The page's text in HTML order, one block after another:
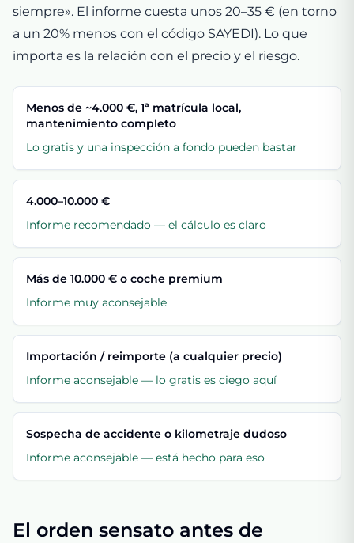
siempre». El informe cuesta unos 20–35 € (en torno
a un 20% menos con el código SAYEDI). Lo que
importa es la relación con el precio y el riesgo.
Menos de ~4.000 €, 1ª matrícula local,
mantenimiento completo
Lo gratis y una inspección a fondo pueden bastar
4.000–10.000 €
Informe recomendado — el cálculo es claro
Más de 10.000 € o coche premium
Informe muy aconsejable
Importación / reimporte (a cualquier precio)
Informe aconsejable — lo gratis es ciego aquí
Sospecha de accidente o kilometraje dudoso
Informe aconsejable — está hecho para eso
El orden sensato antes de